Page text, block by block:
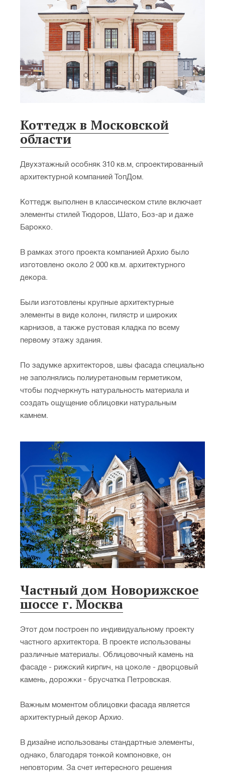
Коттедж в Московской
области
Двухэтажный особняк 310 кв.м, спроектированный
архитектурной компанией ТопДом.
Коттедж выполнен в классическом стиле включает
элементы стилей Тюдоров, Шато, Боз-ар и даже
Барокко.
В рамках этого проекта компанией Архио было
изготовлено около 2 000 кв.м. архитектурного
декора.
Были изготовлены крупные архитектурные
элементы в виде колонн, пилястр и широких
карнизов, а также рустовая кладка по всему
первому этажу здания.
По задумке архитекторов, швы фасада специально
не заполнялись полиуретановым герметиком,
чтобы подчеркнуть натуральность материала и
создать ощущение облицовки натуральным
камнем.
Частный дом Новорижское
шоссе г. Москва
Этот дом построен по индивидуальному проекту
частного архитектора. В проекте использованы
различные материалы. Облицовочный камень на
фасаде - рижский кирпич, на цоколе - дворцовый
камень, дорожки - брусчатка Петровская.
Важным моментом облицовки фасада является
архитектурный декор Архио.
В дизайне использованы стандартные элементы,
однако, благодаря тонкой компоновке, он
неповторим. За счет интересного решения